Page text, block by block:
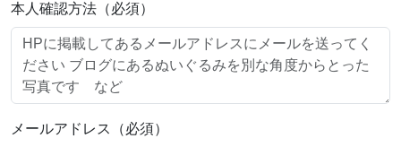
本人確認方法（必須）
メールアドレス（必須）